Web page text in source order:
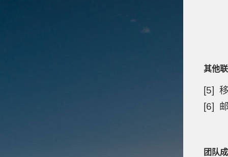
其他
[5]
[6]
团队